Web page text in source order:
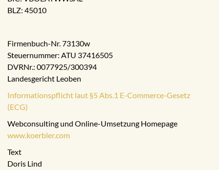
BLZ: 45010
Firmenbuch-Nr. 73130w
Steuernummer: ATU 37416505
DVRNr.: 0077925/300394
Landesgericht Leoben
Informationspflicht laut §5 Abs.1 E-Commerce-Gesetz
(ECG)
Webconsulting und Online-Umsetzung Homepage
www.koerbler.com
Text
Doris Lind